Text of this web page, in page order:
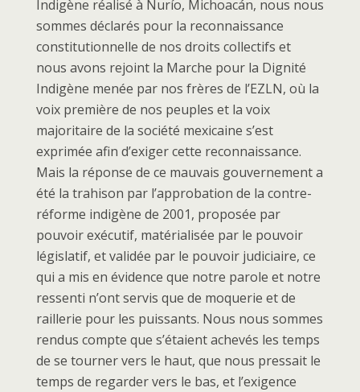
Indigène réalisé à Nurío, Michoacán, nous nous
sommes déclarés pour la reconnaissance
constitutionnelle de nos droits collectifs et
nous avons rejoint la Marche pour la Dignité
Indigène menée par nos frères de l’EZLN, où la
voix première de nos peuples et la voix
majoritaire de la société mexicaine s’est
exprimée afin d’exiger cette reconnaissance.
Mais la réponse de ce mauvais gouvernement a
été la trahison par l’approbation de la contre-
réforme indigène de 2001, proposée par
pouvoir exécutif, matérialisée par le pouvoir
législatif, et validée par le pouvoir judiciaire, ce
qui a mis en évidence que notre parole et notre
ressenti n’ont servis que de moquerie et de
raillerie pour les puissants. Nous nous sommes
rendus compte que s’étaient achevés les temps
de se tourner vers le haut, que nous pressait le
temps de regarder vers le bas, et l’exigence